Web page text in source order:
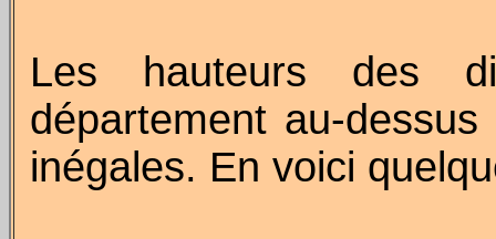
Les hauteurs des
département au-
inégales. En voici